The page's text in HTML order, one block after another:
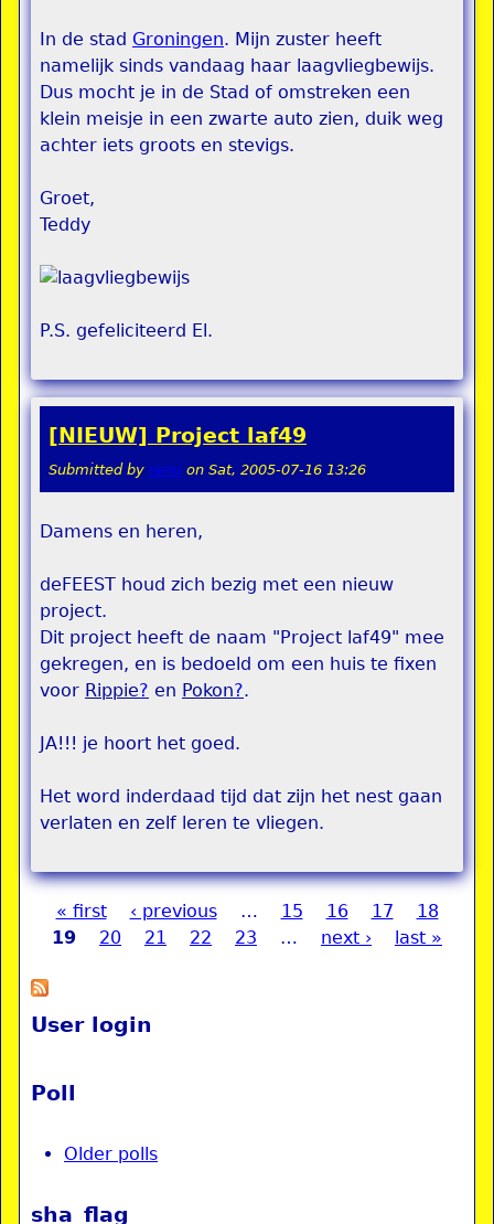
In de stad Groningen. Mijn zuster heeft
namelijk sinds vandaag haar laagvliegbewijs.
Dus mocht je in de Stad of omstreken een
klein meisje in een zwarte auto zien, duik weg
achter iets groots en stevigs.
Groet,
Teddy
P.S. gefeliciteerd El.
[NIEUW] Project laf49
Submitted by remi on Sat, 2005-07-16 13:26
Damens en heren,
deFEEST houd zich bezig met een nieuw
project.
Dit project heeft de naam "Project laf49" mee
gekregen, en is bedoeld om een huis te fixen
voor Rippie? en Pokon?.
JA!!! je hoort het goed.
Het word inderdaad tijd dat zijn het nest gaan
verlaten en zelf leren te vliegen.
Pages
« first ‹ previous … 15 16 17
18
19
20 21 22 23 … next › last »
User login
Poll
Older polls
sha_flag